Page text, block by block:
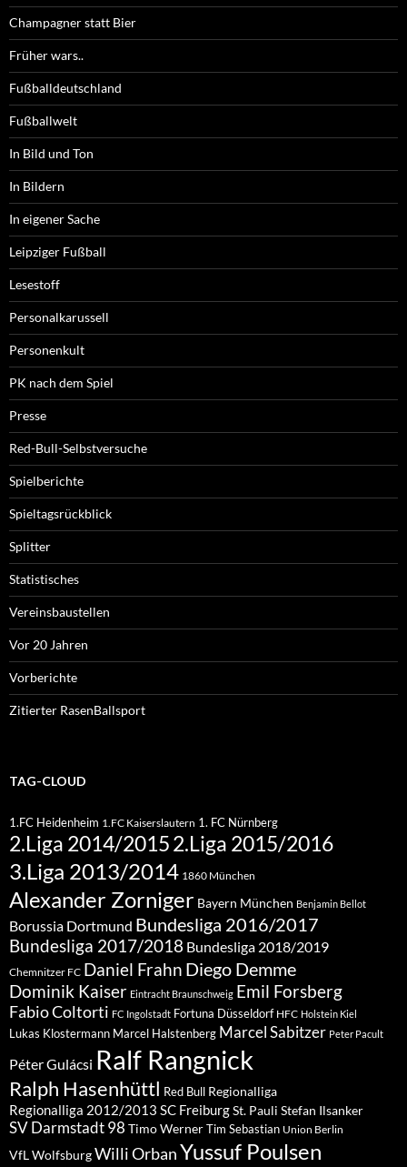
Champagner statt Bier
Früher wars..
Fußballdeutschland
Fußballwelt
In Bild und Ton
In Bildern
In eigener Sache
Leipziger Fußball
Lesestoff
Personalkarussell
Personenkult
PK nach dem Spiel
Presse
Red-Bull-Selbstversuche
Spielberichte
Spieltagsrückblick
Splitter
Statistisches
Vereinsbaustellen
Vor 20 Jahren
Vorberichte
Zitierter RasenBallsport
TAG-CLOUD
1.FC Heidenheim 1.FC Kaiserslautern 1. FC Nürnberg
2.Liga 2014/20152.Liga 2015/2016
3.Liga 2013/2014 1860 München
Alexander Zorniger Bayern München Benjamin Bellot
Borussia Dortmund Bundesliga 2016/2017
Bundesliga 2017/2018 Bundesliga 2018/2019
Chemnitzer FC Daniel Frahn Diego Demme
Dominik Kaiser Eintracht Braunschweig Emil Forsberg
Fabio Coltorti FC Ingolstadt Fortuna Düsseldorf HFC Holstein Kiel
Lukas Klostermann Marcel Halstenberg Marcel Sabitzer Peter Pacult
Péter Gulácsi Ralf Rangnick
Ralph Hasenhüttl Red Bull Regionalliga
Regionalliga 2012/2013 SC FreiburgSt. Pauli Stefan Ilsanker
SV Darmstadt 98 Timo WernerTim Sebastian Union Berlin
VfL WolfsburgWilli OrbanYussuf Poulsen